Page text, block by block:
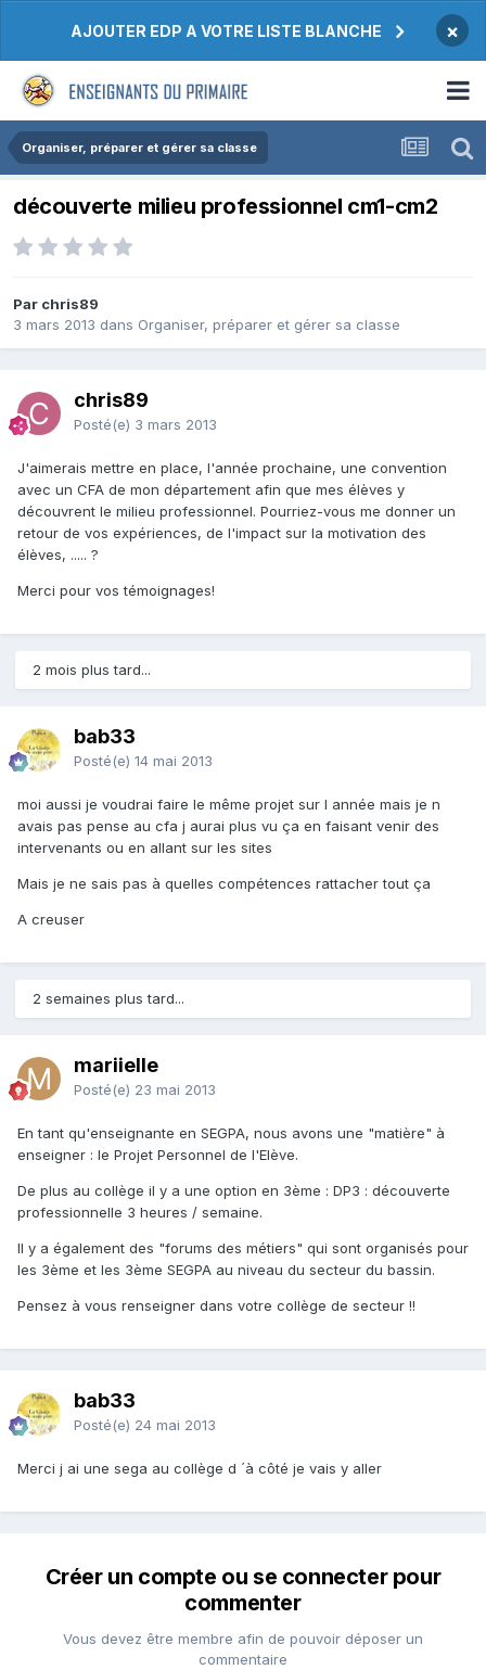
AJOUTER EDP A VOTRE LISTE BLANCHE ×
Organiser, préparer et gérer sa classe
découverte milieu professionnel cm1-cm2
Par chris89
3 mars 2013 dans Organiser, préparer et gérer sa classe
chris89
Posté(e) 3 mars 2013
J'aimerais mettre en place, l'année prochaine, une convention
avec un CFA de mon département afin que mes élèves y
découvrent le milieu professionnel. Pourriez-vous me donner un
retour de vos expériences, de l'impact sur la motivation des
élèves, ..... ?
Merci pour vos témoignages!
2 mois plus tard...
bab33
Posté(e) 14 mai 2013
moi aussi je voudrai faire le même projet sur l année mais je n
avais pas pense au cfa j aurai plus vu ça en faisant venir des
intervenants ou en allant sur les sites
Mais je ne sais pas à quelles compétences rattacher tout ça
A creuser
2 semaines plus tard...
mariielle
Posté(e) 23 mai 2013
En tant qu'enseignante en SEGPA, nous avons une "matière" à
enseigner : le Projet Personnel de l'Elève.
De plus au collège il y a une option en 3ème : DP3 : découverte
professionnelle 3 heures / semaine.
Il y a également des "forums des métiers" qui sont organisés pour
les 3ème et les 3ème SEGPA au niveau du secteur du bassin.
Pensez à vous renseigner dans votre collège de secteur !!
bab33
Posté(e) 24 mai 2013
Merci j ai une sega au collège d ´à côté je vais y aller
Créer un compte ou se connecter pour
commenter
Vous devez être membre afin de pouvoir déposer un
commentaire